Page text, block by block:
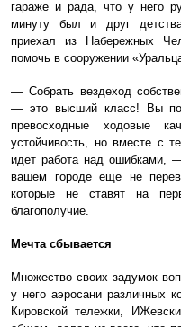
гараже и рада, что у него
минуту был и друг
приехал из Набережных
помочь в сооружении
— Собрать вездеход
— это высший класс! Вы
превосходные ходовые
устойчивость, но вместе с
идет работа над ошибками,
вашем городе еще не
которые не ставят на
благополучие.
Мечта сбывается
Множество своих задумок
у него аэросани различных
Кировской тележки,